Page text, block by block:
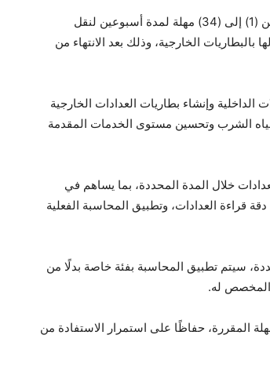
أعلن جهاز تنمية مدينة العاشر من رمضان منح سكان المجاورات من (1) إلى (34) مهلة لمدة أسبوعين لنقل
الخارجية، وذلك بعد الانتهاء من
وإنشاء بطاريات العدادات الخارجية
منظومة مياه الشرب وتحسين مستوى الخدمات المقدمة
خلال المدة المحددة، بما يساهم في
قراءة العدادات، وتطبيق المحاسبة الفعلية
سيتم تطبيق المحاسبة بفئة خاصة بدلًا من
المخصص له.
المقررة، حفاظًا على استمرار الاستفادة من